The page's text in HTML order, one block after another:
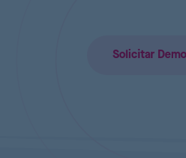
Solicitar Demo